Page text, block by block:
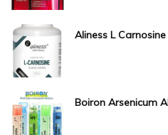
Aliness L
Boiron Arsenicum